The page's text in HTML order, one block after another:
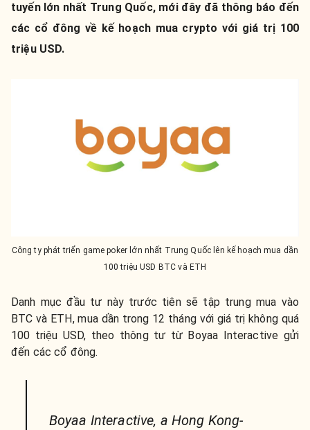
tuyến lớn nhất Trung Quốc, mới đây đã thông báo đến
các cổ đông về kế hoạch mua crypto với giá trị 100
triệu USD.
Công ty phát triển game poker lớn nhất Trung Quốc lên kế hoạch mua dần
100 triệu USD BTC và ETH
Danh mục đầu tư này trước tiên sẽ tập trung mua vào
BTC và ETH, mua dần trong 12 tháng với giá trị không quá
100 triệu USD, theo thông tư từ Boyaa Interactive gửi
đến các cổ đông.
Boyaa Interactive, a Hong Kong-